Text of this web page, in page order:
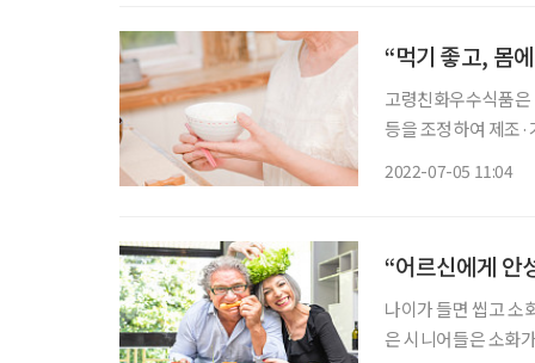
“먹기 좋고, 몸
고령친화우수식품
등을 조정하여 제조
2022-07-05 11:04
“어르신에게 안
나이가 들면 씹고 소
은 시니어들은 소화